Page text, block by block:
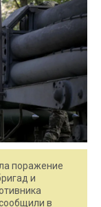
поражение
и
в